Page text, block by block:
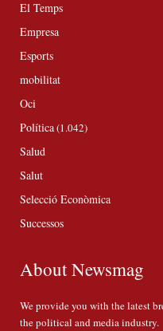
El Temps
Empresa
Esports
mobilitat
Oci
Política(1.042)
Salud
Salut
Selecció Econòmica
Successos
About Newsmag
We provide you with the latest
the political and media industry.